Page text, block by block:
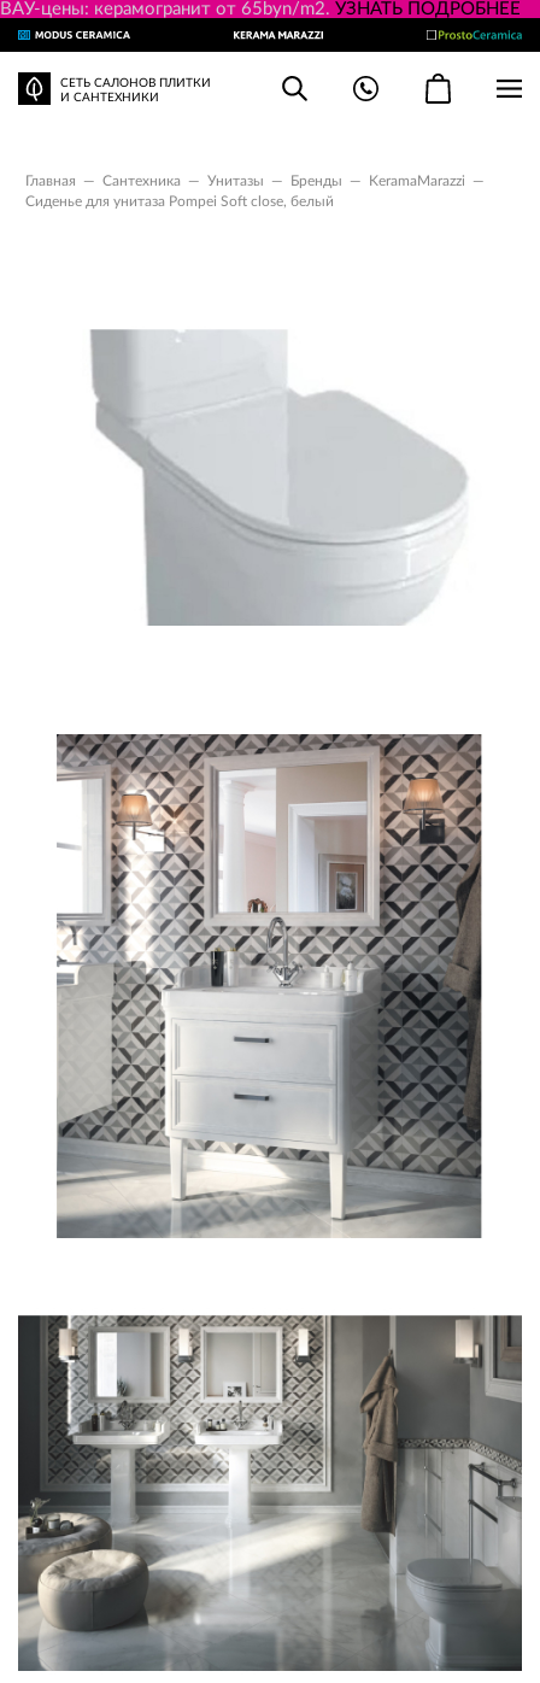
ВАУ-цены: керамогранит от 65byn/m2. УЗНАТЬ ПОДРОБНЕЕ
СЕТЬ САЛОНОВ ПЛИТКИ
И САНТЕХНИКИ
Главная — Сантехника — Унитазы — Бренды — KeramaMarazzi
—
Сиденье для унитаза Pompei Soft close, белый